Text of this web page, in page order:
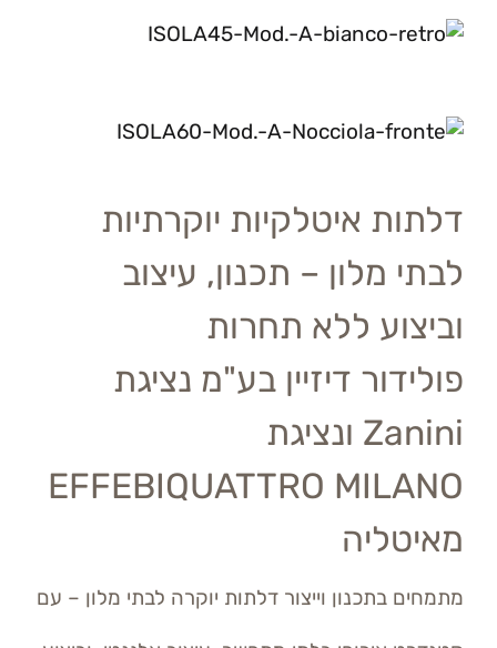
דלתות איטלקיות יוקרתיות
לבתי מלון – תכנון, עיצוב
וביצוע ללא תחרות
פולידור דיזיין בע"מ נציגת
Zanini ונציגת
מאיטליה
מתמחים בתכנון וייצור דלתות יוקרה לבתי מלון – עם